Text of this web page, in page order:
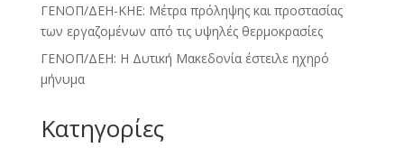
ΓΕΝΟΠ/ΔΕΗ-ΚΗΕ: Μέτρα πρόληψης και προστασίας
των εργαζομένων από τις υψηλές θερμοκρασίες
ΓΕΝΟΠ/ΔΕΗ: Η Δυτική Μακεδονία έστειλε ηχηρό
μήνυμα
Kατηγορίες